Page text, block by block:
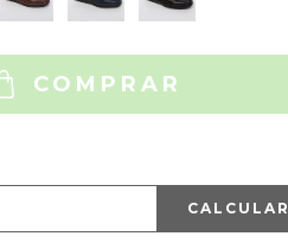
COMPRAR
CALCULAR